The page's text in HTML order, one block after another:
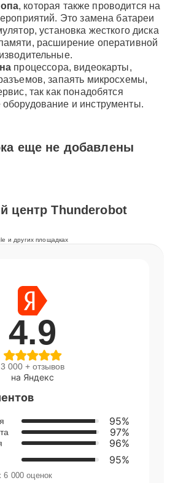
, которая также проводится на
Это замена батареи
установка жесткого диска
расширение оперативной
процессора, видеокарты,
запаять микросхемы,
так как понадобятся
и инструменты.
еще не добавлены
центр Thunderobot
и других площадках
4.9
3 000 + отзывов
на Яндекс
95%
97%
96%
95%
000 оценок